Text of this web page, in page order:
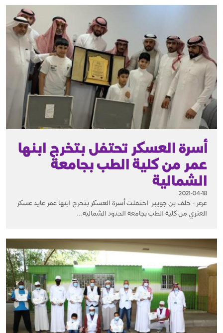
أسرة العسكر تحتفل بتخرج ابنها
عمر من كلية الطب بجامعة
الشمالية
2021-04-18
عرعر - خلف بن جويبر احتفلت أسرة العسكر بتخرج ابنها عمر عايد عسكر
العنزي من كلية الطب بجامعة الحدود الشمالية...